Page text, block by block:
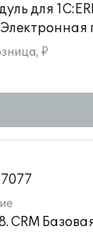
для
CRM